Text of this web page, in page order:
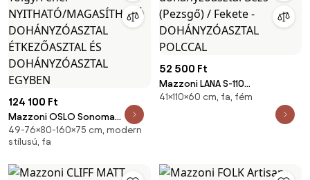
124 100 Ft
Mazzoni OSLO Sonoma
Tölgy/Fehér -
NYITHATÓ/MAGASÍTHATÓ
ÉTKEZŐASZTAL ÉS
49-76×80-160×75 cm, modern
stílusú, fa
52 500 Ft
Mazzoni LANA S-110
dohányzóasztal Bézs (Pezsgő)
/ Fekete - DOHÁNYZÓASZTAL
41×110×60 cm, fa, fém